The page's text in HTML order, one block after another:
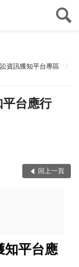
資訊獲知平台專區
台應行
回上一頁
知平台應